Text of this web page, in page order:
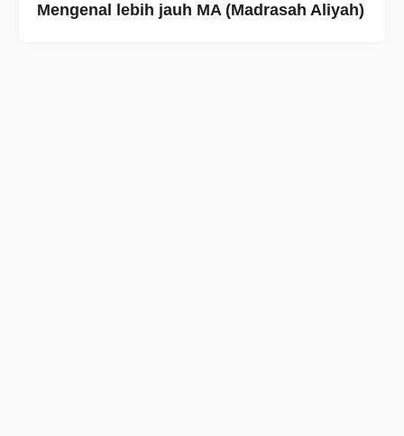
Mengenal lebih jauh MA (Madrasah Aliyah)